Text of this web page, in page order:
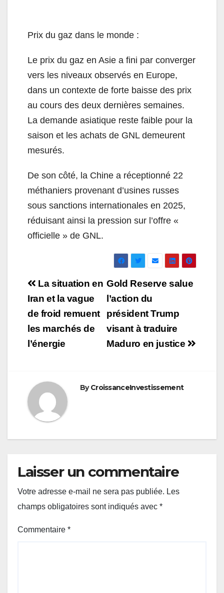
Prix du gaz dans le monde ­:
Le prix du gaz en Asie a fini par converger
vers les niveaux observés en Europe,
dans un contexte de forte baisse des prix
au cours des deux dernières semaines.
La demande asiatique reste faible pour la
saison et les achats de GNL demeurent
mesurés.
De son côté, la Chine a réceptionné 22
méthaniers provenant d’usines russes
sous sanctions internationales en 2025,
réduisant ainsi la pression sur l’offre «
officielle » de GNL.
Navigation
de
l’article
Gold Reserve salue
l’action du
président Trump
visant à traduire
Maduro en justice
La situation en
Iran et la vague
de froid remuent
les marchés de
l’énergie
ByCroissanceInvestissement
Laisser un commentaire
Votre adresse e-mail ne sera pas publiée. Les
champs obligatoires sont indiqués avec *
Commentaire *